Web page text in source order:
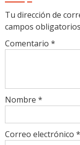
Tu dirección de
campos
Comentario *
Nombre *
Correo electrónico *